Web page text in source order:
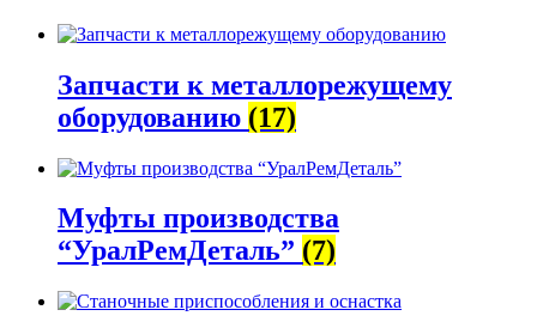
Запчасти к металлорежущему
оборудованию (17)
Муфты производства
“УралРемДеталь” (7)